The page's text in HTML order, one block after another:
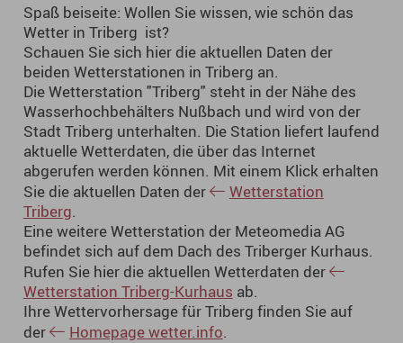
Spaß beiseite: Wollen Sie wissen, wie schön das
Wetter in Triberg ist?
Schauen Sie sich hier die aktuellen Daten der
beiden Wetterstationen in Triberg an.
Die Wetterstation "Triberg" steht in der Nähe des
Wasserhochbehälters Nußbach und wird von der
Stadt Triberg unterhalten. Die Station liefert laufend
aktuelle Wetterdaten, die über das Internet
abgerufen werden können. Mit einem Klick erhalten
Sie die aktuellen Daten der
Wetterstation
Triberg.
Eine weitere Wetterstation der Meteomedia AG
befindet sich auf dem Dach des Triberger Kurhaus.
Rufen Sie hier die aktuellen Wetterdaten der
Wetterstation Triberg-Kurhaus ab.
Ihre Wettervorhersage für Triberg finden Sie auf
der
Homepage wetter.info.